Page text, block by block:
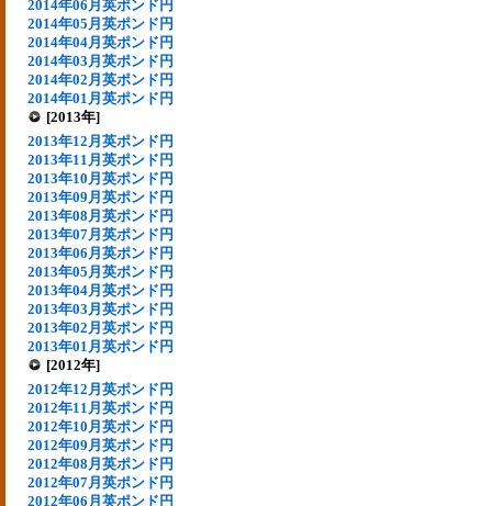
2014年06月英ポンド円
2014年05月英ポンド円
2014年04月英ポンド円
2014年03月英ポンド円
2014年02月英ポンド円
2014年01月英ポンド円
[2013年]
2013年12月英ポンド円
2013年11月英ポンド円
2013年10月英ポンド円
2013年09月英ポンド円
2013年08月英ポンド円
2013年07月英ポンド円
2013年06月英ポンド円
2013年05月英ポンド円
2013年04月英ポンド円
2013年03月英ポンド円
2013年02月英ポンド円
2013年01月英ポンド円
[2012年]
2012年12月英ポンド円
2012年11月英ポンド円
2012年10月英ポンド円
2012年09月英ポンド円
2012年08月英ポンド円
2012年07月英ポンド円
2012年06月英ポンド円